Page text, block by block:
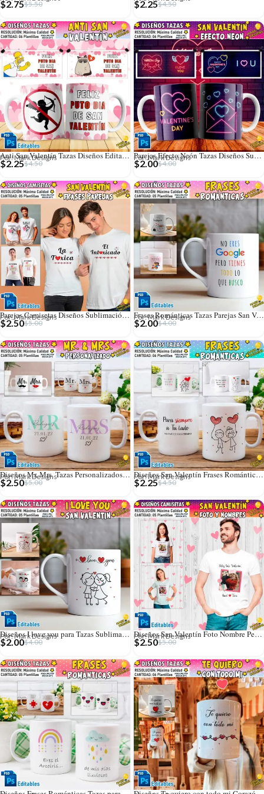
$5.50
$2.75 $4.50
$2.25
Anti San Valentín Tazas Diseños Editables
Por: Mark Designs
$4.50
$2.25
Parejas Efecto Neón Tazas Diseños Sublimación
Por: Mark Designs
$4.00
$2.00
Parejas Camisetas Diseños Sublimación Editables
Por: Mark Designs
$5.00
$2.50
Frases Románticas Tazas Parejas San Valentín
Por: Mark Designs
$4.00
$2.00
Diseños Mr. Mrs. Tazas Personalizados Editables
Por: Mark Designs
$5.00
$2.50
Diseños San Valentín Frases Románticas Tazas
Por: Mark Designs
$4.50
$2.25
Diseños I love you para Tazas Sublimables
Por: Mark Designs
$4.00
$2.00
Diseños San Valentín Foto Nombre Personalizado Camisetas
Por: Mark Designs
$5.00
$2.50